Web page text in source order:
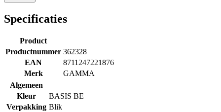
Specificaties
Product
Productnummer 362328
EAN
8711247221876
Merk
GAMMA
Algemeen
Kleur
BASIS BE
Verpakking Blik